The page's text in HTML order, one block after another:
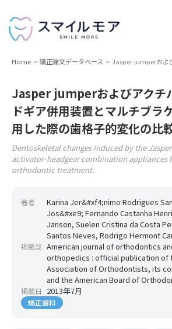
Home 矯正論文データベース Jasper jumperおよ
Jasper jumperおよびアクチ
ドギア併用装置とマルチブラ
用した際の歯格子的変化の比
Dentoskeletal changes induced by the
activator-headgear combination appliances
orthodontic treatment.
著者
Karina Jer&#xf4;nimo Rodrigues
Jos&#xe9; Fernando Castanha
Janson, Suelen Cristina da Costa
Santos Neves, Rodrigo Hermont
掲載誌 American journal of orthodontics
orthopedics : official publication of
Association of Orthodontists, its
and the American Board of
掲載日 2013年7月
矯正歯科